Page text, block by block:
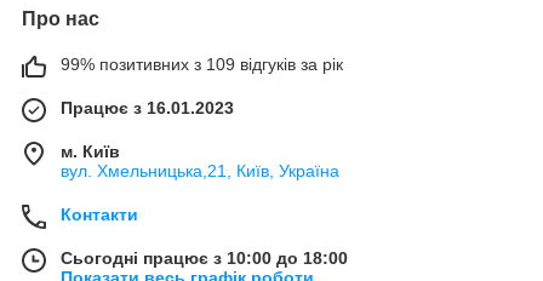
Про нас
99% позитивних з 109 відгуків за рік
Працює з 16.01.2023
м. Київ
вул. Хмельницька,21, Київ, Україна
Контакти
Сьогодні працює з 10:00 до 18:00